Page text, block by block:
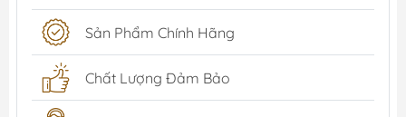
Sản Phẩm Chính Hãng
Chất Lượng Đảm Bảo